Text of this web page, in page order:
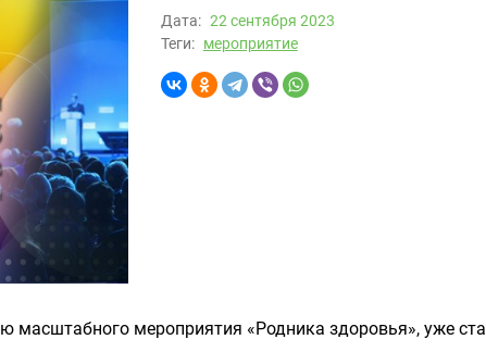
Дата: 22 сентября 2023
Теги: мероприятие
масштабного мероприятия «Родника здоровья», уже